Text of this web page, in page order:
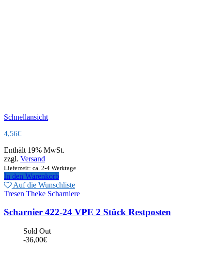
Schnellansicht
4,56€
Enthält 19% MwSt.
zzgl. Versand
Lieferzeit: ca. 2-4 Werktage
In den Warenkorb
Auf die Wunschliste
Tresen Theke Scharniere
Scharnier 422-24 VPE 2 Stück Restposten
Sold Out
-36,00€